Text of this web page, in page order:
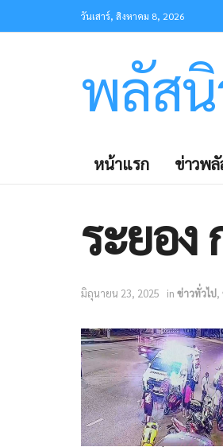
วันเสาร์, สิงหาคม 8, 2026
พลัสนิ
หน้าแรก ข่าวพ
ระยอง
มิถุนายน 23, 2025 in ข่าวทั่วไป,